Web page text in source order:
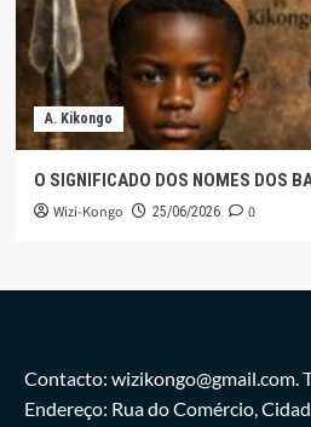
A. Kikongo
O SIGNIFICADO DOS NOMES DOS
Wizi-Kongo 25/06/2026 0
Contacto: wizikongo@gmail.com.
Endereço: Rua do Comércio,